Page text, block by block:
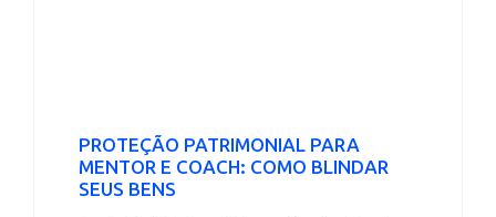
PROTEÇÃO PATRIMONIAL PARA
MENTOR E COACH: COMO BLINDAR
SEUS BENS